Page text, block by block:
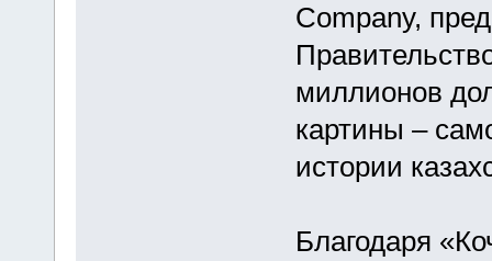
Company,
миллионов
картины –
истории
Благодаря